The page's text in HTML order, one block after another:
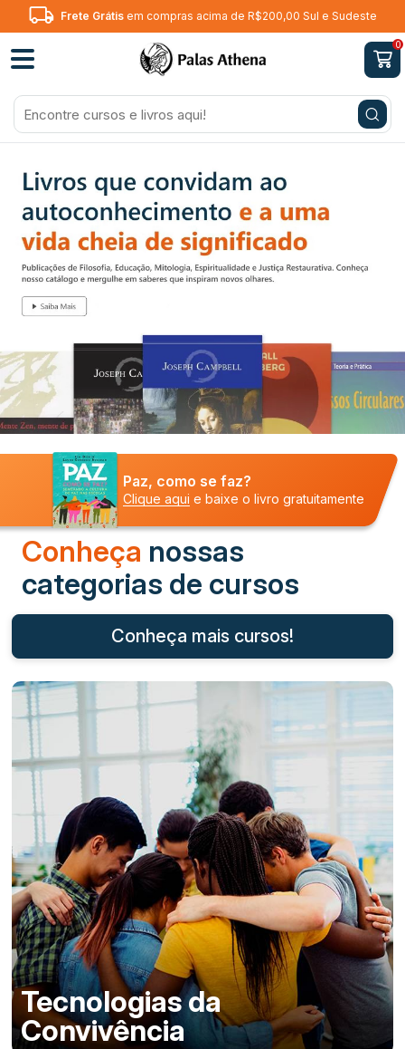
Frete Grátisem compras acima de R$200,00 Sul e Sudeste
0
Paz, como se faz?
Clique aqui e baixe o livro gratuitamente
Conheça nossas
categorias de cursos
Conheça mais cursos!
Tecnologias da
Convivência